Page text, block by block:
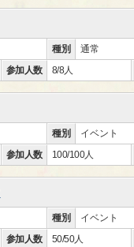
種別 通常
参加人数 8/8人
種別 イベント
参加人数 100/100人
種別 イベント
参加人数 50/50人